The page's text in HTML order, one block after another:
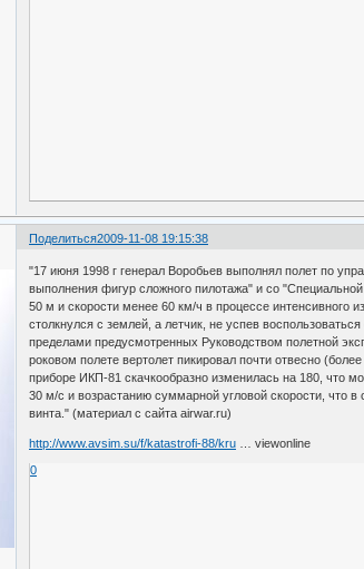
Поделиться2009-11-08 19:15:38
"17 июня 1998 г генерал Воробьев выполнял полет по
выполнения фигур сложного пилотажа" и со
50 м и скорости менее 60 км/ч в процессе интенсивного
столкнулся с землей, а летчик, не успев
пределами предусмотренных Руководством полетной
роковом полете вертолет пикировал почти отвесно
приборе ИКП-81 скачкообразно изменилась на 180, что
30 м/с и возрастанию суммарной угловой скорости, что
винта." (материал с сайта airwar.ru)
http://www.avsim.su/f/katastrofi-88/kru … viewonline
0